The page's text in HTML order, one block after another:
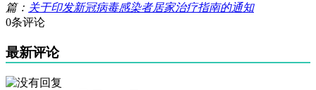
篇： 关于印发新冠病毒感染者居家治疗指南的通知
0条评论
最新评论